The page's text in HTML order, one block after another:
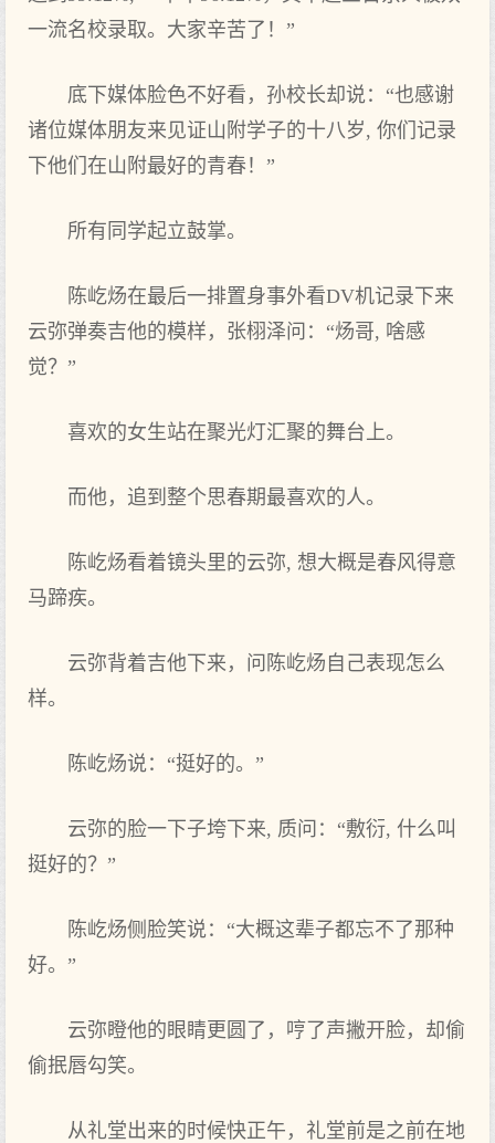
一流名校录取。大家辛苦了！”
底下媒体脸色不好看，孙校长却说：“也感谢
诸位媒体朋友来见证山附学子的十八岁, 你们记录
下他们在山附最好的青春！”
所有同学起立鼓掌。
陈屹炀在最后一排置身事外看DV机记录下来
云弥弹奏吉他的模样，张栩泽问：“炀哥, 啥感
觉？”
喜欢的女生站在聚光灯汇聚的舞台上。
而他，追到整个思春期最喜欢的人。
陈屹炀看着镜头里的云弥, 想大概是春风得意
马蹄疾。
云弥背着吉他下来，问陈屹炀自己表现怎么
样。
陈屹炀说：“挺好的。”
云弥的脸一下子垮下来, 质问：“敷衍, 什么叫
挺好的？”
陈屹炀侧脸笑说：“大概这辈子都忘不了那种
好。”
云弥瞪他的眼睛更圆了，哼了声撇开脸，却偷
偷抿唇勾笑。
从礼堂出来的时候快正午，礼堂前是之前在地